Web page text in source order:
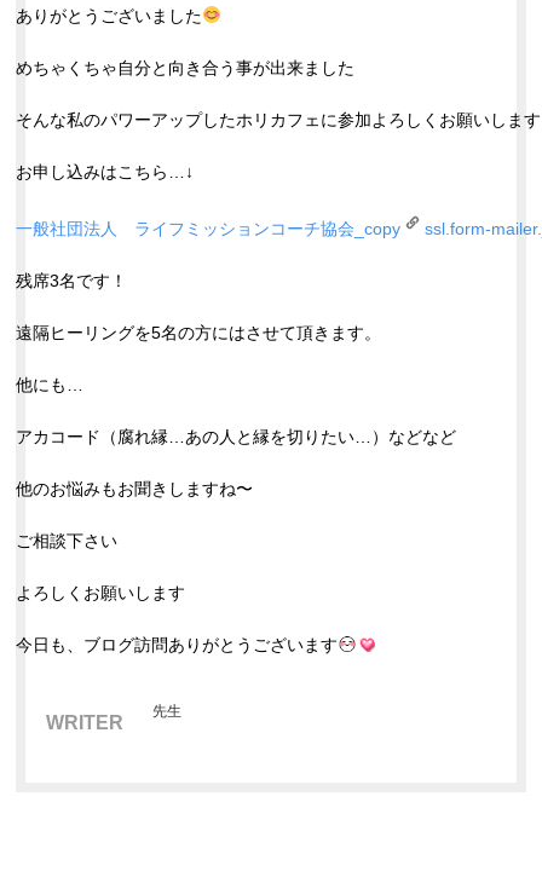
ありがとうございました
めちゃくちゃ自分と向き合う事が出来ました
そんな私のパワーアップしたホリカフェに参加よろしくお願いします
お申し込みはこちら…↓
一般社団法人 ライフミッションコーチ協会_copy ssl.form-
残席3名です！
遠隔ヒーリングを5名の方にはさせて頂きます。
他にも…
アカコード（腐れ縁…あの人と縁を切りたい…）などなど
他のお悩みもお聞きしますね〜
ご相談下さい
よろしくお願いします
今日も、ブログ訪問ありがとうございます
WRITER
先生